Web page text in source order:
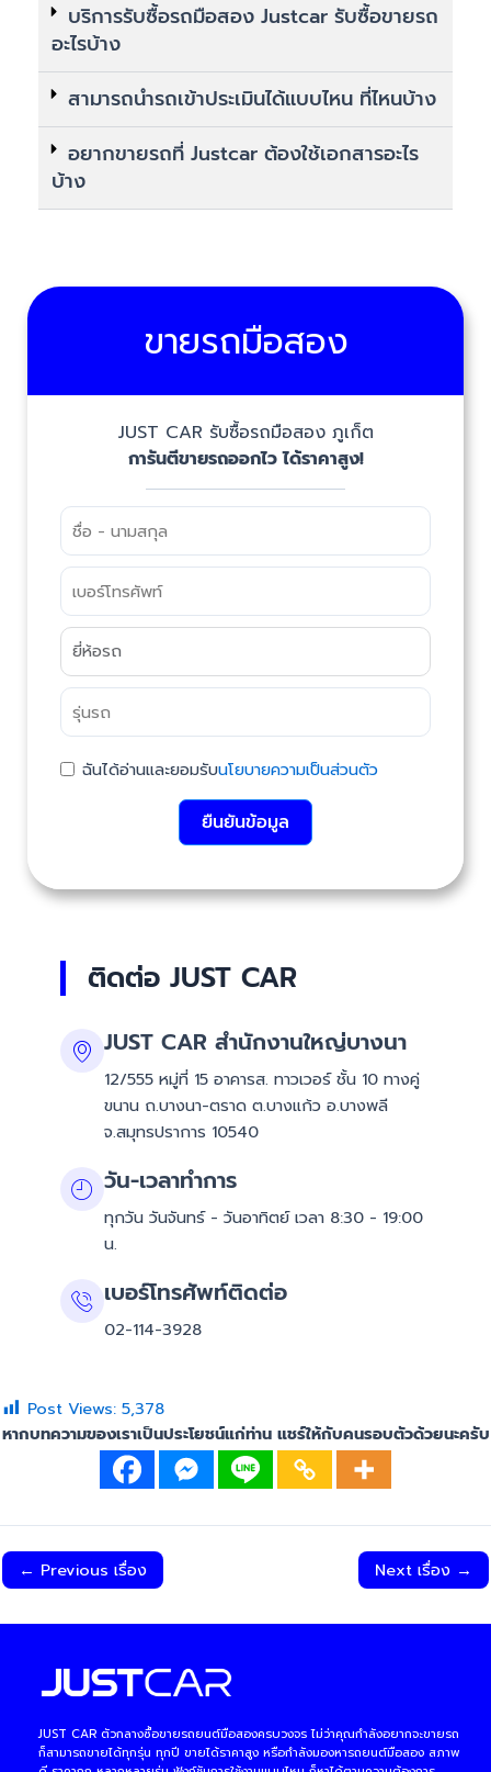
บริการรับซื้อรถมือสอง Justcar รับซื้อขายรถ
อะไรบ้าง
สามารถนำรถเข้าประเมินได้แบบไหน ที่ไหนบ้าง
อยากขายรถที่ Justcar ต้องใช้เอกสารอะไร
บ้าง
ขายรถมือสอง
JUST CAR รับซื้อรถมือสอง ภูเก็ต
การันตีขายรถออกไว ได้ราคาสูง!
ฉันได้อ่านและยอมรับนโยบายความเป็นส่วนตัว
ยืนยันข้อมูล
ติดต่อ JUST CAR
JUST CAR สำนักงานใหญ่บางนา
12/555 หมู่ที่ 15 อาคารส. ทาวเวอร์ ชั้น 10 ทางคู่
ขนาน ถ.บางนา-ตราด ต.บางแก้ว อ.บางพลี
จ.สมุทรปราการ 10540
วัน-เวลาทำการ
ทุกวัน วันจันทร์ - วันอาทิตย์ เวลา 8:30 - 19:00
น.
เบอร์โทรศัพท์ติดต่อ
02-114-3928
Post Views: 5,378
หากบทความของเราเป็นประโยชน์แก่ท่าน แชร์ให้กับคนรอบตัวด้วยนะครับ
← Previous เรื่อง Next เรื่อง →
JUST CAR ตัวกลางซื้อขายรถยนต์มือสองครบวงจร ไม่ว่าคุณกำลังอยากจะขายรถ
ก็สามารถขายได้ทุกรุ่น ทุกปี ขายได้ราคาสูง หรือกำลังมองหารถยนต์มือสอง สภาพ